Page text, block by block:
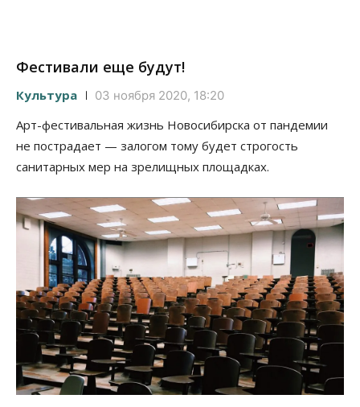
Фестивали еще будут!
Культура 03 ноября 2020, 18:20
Арт-фестивальная жизнь Новосибирска от пандемии
не пострадает — залогом тому будет строгость
санитарных мер на зрелищных площадках.